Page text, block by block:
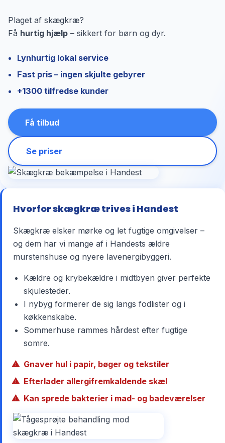
Plaget af skægkræ?
Få hurtig hjælp – sikkert for børn og dyr.
Lynhurtig lokal service
Fast pris – ingen skjulte gebyrer
+1300 tilfredse kunder
Få tilbud
Se priser
Hvorfor skægkræ trives i Handest
Skægkræ elsker mørke og let fugtige omgivelser –
og dem har vi mange af i Handests ældre
murstenshuse og nyere lavenergibyggeri.
Kældre og krybekældre i midtbyen giver perfekte
skjulesteder.
I nybyg formerer de sig langs fodlister og i
køkkenskabe.
Sommerhuse rammes hårdest efter fugtige
somre.
Gnaver hul i papir, bøger og tekstiler
Efterlader allergifremkaldende skæl
Kan sprede bakterier i mad- og badeværelser